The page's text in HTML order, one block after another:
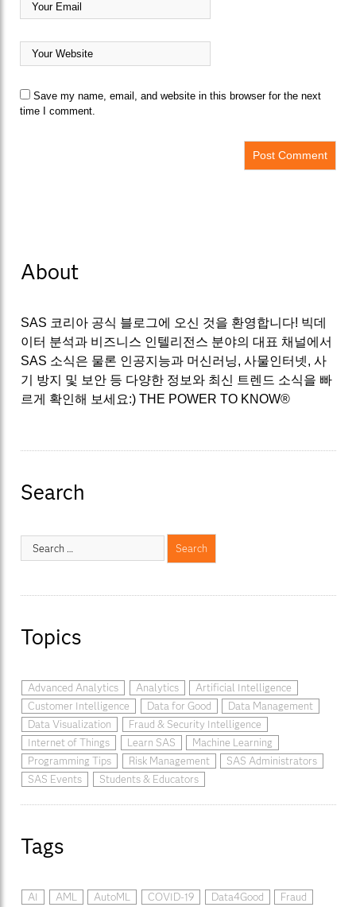
Save my name, email, and website in this browser for the next
time I comment.
About
SAS 코리아 공식 블로그에 오신 것을 환영합니다! 빅데
이터 분석과 비즈니스 인텔리전스 분야의 대표 채널에서
SAS 소식은 물론 인공지능과 머신러닝, 사물인터넷, 사
기 방지 및 보안 등 다양한 정보와 최신 트렌드 소식을 빠
르게 확인해 보세요:) THE POWER TO KNOW®
Search
Topics
Advanced Analytics Analytics
Artificial Intelligence
Customer Intelligence
Data for Good
Data Management
Data Visualization
Fraud & Security Intelligence
Internet of Things
Learn SAS
Machine Learning
Programming Tips
Risk Management
SAS Administrators
SAS Events
Students & Educators
Tags
AI AML AutoML COVID-19 Data4Good
Fraud